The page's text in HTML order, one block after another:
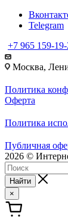
Telegram
+7 965 159-
Москва,
Политика
Оферта
Политика
Публичная
2026 ©
Найти
×